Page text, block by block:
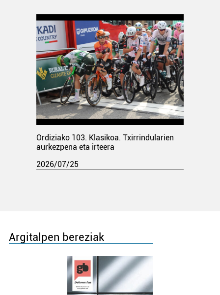
Ordiziako 103. Klasikoa. Txirrindularien
aurkezpena eta irteera
2026/07/25
Argitalpen bereziak